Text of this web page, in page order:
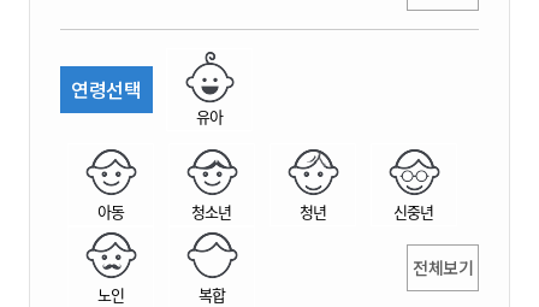
연령선택
유아
아동 청소년 청년 신중년
노인 복합
전체보기